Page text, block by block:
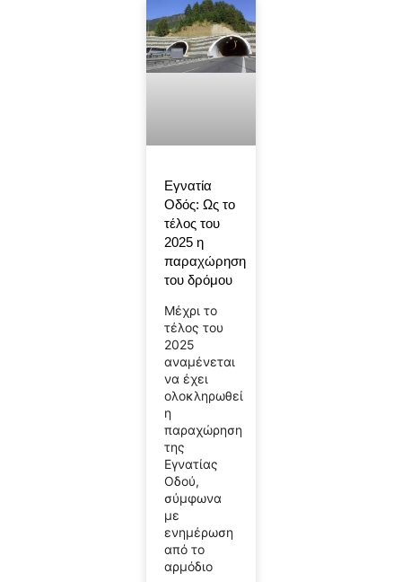
Εγνατία
Οδός: Ως το
τέλος του
2025 η
παραχώρηση
του δρόμου
Μέχρι το
τέλος του
2025
αναμένεται
να έχει
ολοκληρωθεί
η
παραχώρηση
της
Εγνατίας
Οδού,
σύμφωνα
με
ενημέρωση
από το
αρμόδιο